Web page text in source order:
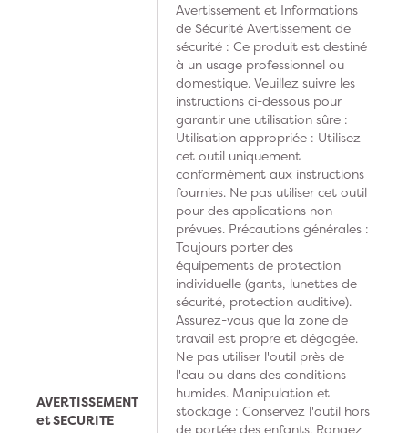
AVERTISSEMENT
et SECURITE
Avertissement et Informations
de Sécurité Avertissement de
sécurité : Ce produit est destiné
à un usage professionnel ou
domestique. Veuillez suivre les
instructions ci-dessous pour
garantir une utilisation sûre :
Utilisation appropriée : Utilisez
cet outil uniquement
conformément aux instructions
fournies. Ne pas utiliser cet outil
pour des applications non
prévues. Précautions générales :
Toujours porter des
équipements de protection
individuelle (gants, lunettes de
sécurité, protection auditive).
Assurez-vous que la zone de
travail est propre et dégagée.
Ne pas utiliser l'outil près de
l'eau ou dans des conditions
humides. Manipulation et
stockage : Conservez l'outil hors
de portée des enfants. Rangez